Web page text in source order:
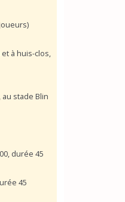
et à huis-clos,
au stade Blin
durée 45
45